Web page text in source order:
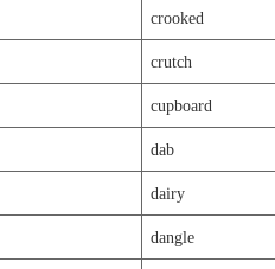
crooked
crutch
cupboard
dab
dairy
dangle